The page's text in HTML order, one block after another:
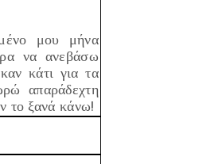
μου μήνα
να ανεβάσω
κάτι για τα
απαράδεχτη
το ξανά κάνω!